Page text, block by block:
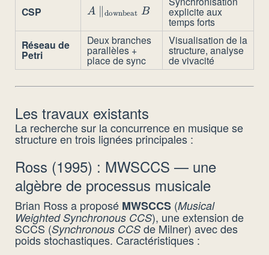
CSP
A
\parallel_{\text{downbeat}}
B
A ∥downbeat B explicite aux
temps forts
Réseau de
Petri
Deux branches
parallèles +
place de sync
Visualisation de la
structure, analyse
de vivacité
Les travaux existants
La recherche sur la concurrence en musique se
structure en trois lignées principales :
Ross (1995) : MWSCCS — une
algèbre de processus musicale
Brian Ross a proposé MWSCCS (Musical
Weighted Synchronous CCS), une extension de
SCCS (Synchronous CCS de Milner) avec des
poids stochastiques. Caractéristiques :